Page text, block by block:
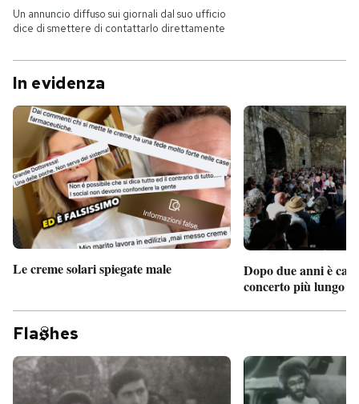
Un annuncio diffuso sui giornali dal suo ufficio
dice di smettere di contattarlo direttamente
In evidenza
Le creme solari spiegate male
Dopo due anni è
concerto più lungo
Fla hes